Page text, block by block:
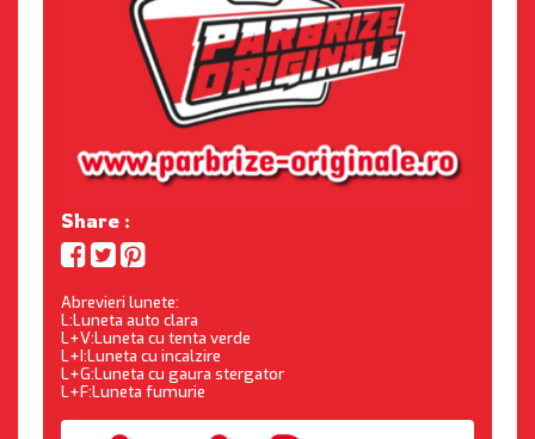
Share :
Abrevieri lunete:
L:Luneta auto clara
L+V:Luneta cu tenta verde
L+I:Luneta cu incalzire
L+G:Luneta cu gaura stergator
L+F:Luneta fumurie